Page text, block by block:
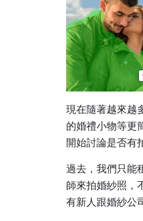
現在隨著越來越
的婚禮小物等更
開始討論是否有
過去，我們只能
師來拍婚紗照，
有新人跟婚紗公